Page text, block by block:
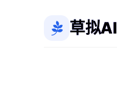
草拟AI